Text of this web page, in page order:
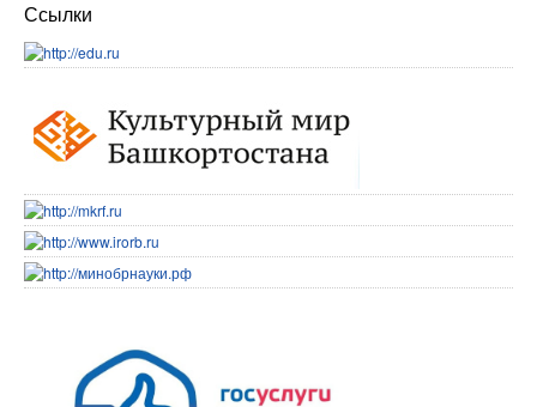
Ссылки